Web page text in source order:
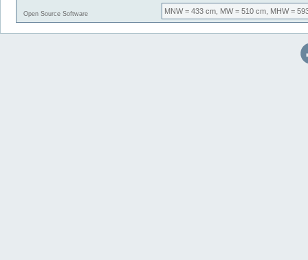
Open Source Software MNW= 433 cm, MW= 510 cm, MHW=